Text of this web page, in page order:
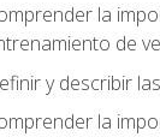
la
de
y describir
la